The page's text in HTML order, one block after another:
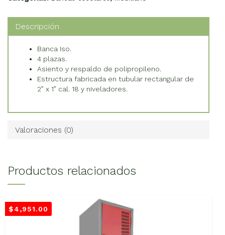
Descripción
Banca Iso.
4 plazas.
Asiento y respaldo de polipropileno.
Estructura fabricada en tubular rectangular de
2” x 1” cal. 18 y niveladores.
Valoraciones (0)
Productos relacionados
$4,951.00